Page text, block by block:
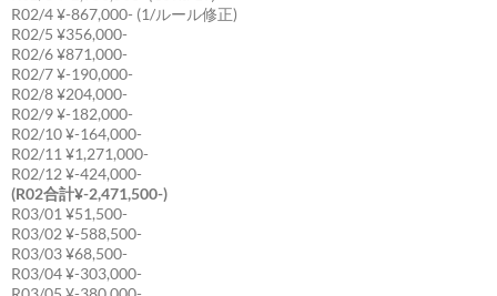
R02/4 ¥-867,000- (1/ルール修正)
R02/5 ¥356,000-
R02/6 ¥871,000-
R02/7 ¥-190,000-
R02/8 ¥204,000-
R02/9 ¥-182,000-
R02/10 ¥-164,000-
R02/11 ¥1,271,000-
R02/12 ¥-424,000-
(R02合計¥-2,471,500-)
R03/01 ¥51,500-
R03/02 ¥-588,500-
R03/03 ¥68,500-
R03/04 ¥-303,000-